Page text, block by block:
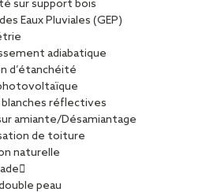
sur support bois
Eaux Pluviales (GEP)
adiabatique
d’étanchéité
réflectives
amiante/Désamiantage
de toiture
naturelle
peau
SOPRAMIANTE, un réseau d’équipes
capables de prendre en
toiture ou d’une façade avant de